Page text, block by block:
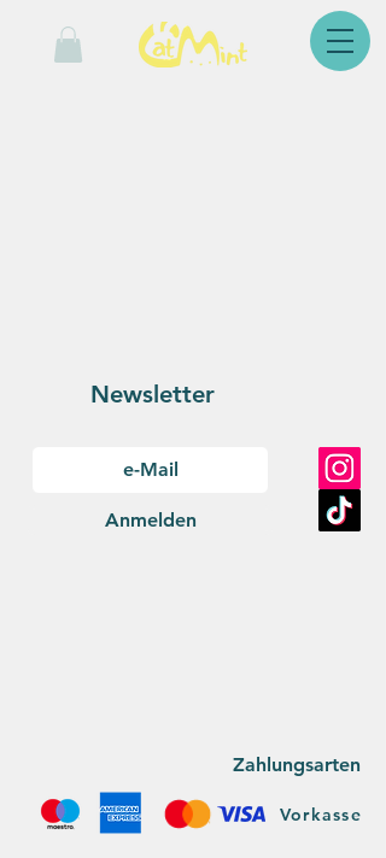
Newsletter
Anmelden
Zahlungsarten
Vorkasse